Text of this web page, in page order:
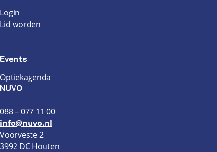
Login
Lid worden
Events
Optiekagenda
NUVO
088 – 077 11 00
info@nuvo.nl
Voorveste 2
3992 DC Houten